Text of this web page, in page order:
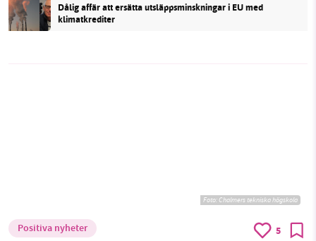
Dålig affär att ersätta utsläppsminskningar i EU med
klimatkrediter
Foto: Chalmers tekniska högskola
Positiva nyheter 5